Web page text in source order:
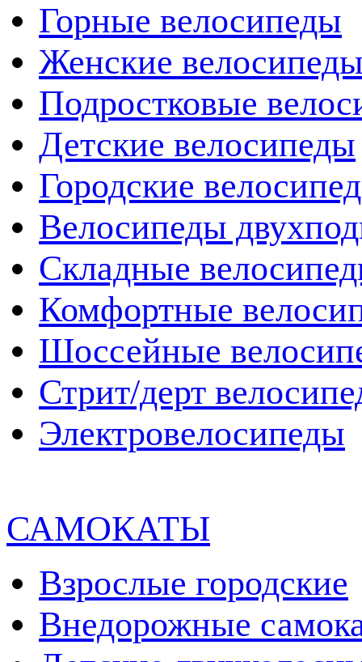
Горные велосипеды
Женские
Подростковые
Детские велосипеды
Городские
Велосипеды
Складные
Комфортные
Шоссейные
Стрит/дерт
Электровелосипеды
САМОКАТЫ
Взрослые городские
Внедорожные